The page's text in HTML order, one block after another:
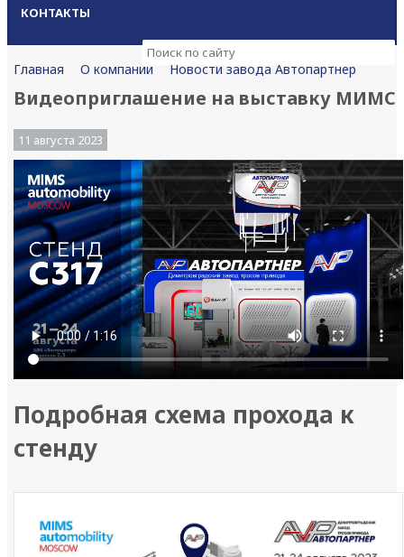
КОНТАКТЫ
Главная О компании Новости завода Автопартнер
Видеоприглашение на выставку МИМС
11 августа 2023
Подробная схема прохода к
стенду